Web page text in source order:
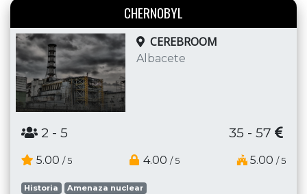
CHERNOBYL
CEREBROOM
Albacete
2 - 5 35 - 57
5.00 / 5 4.00 / 5 5.00 / 5
Historia Amenaza nuclear